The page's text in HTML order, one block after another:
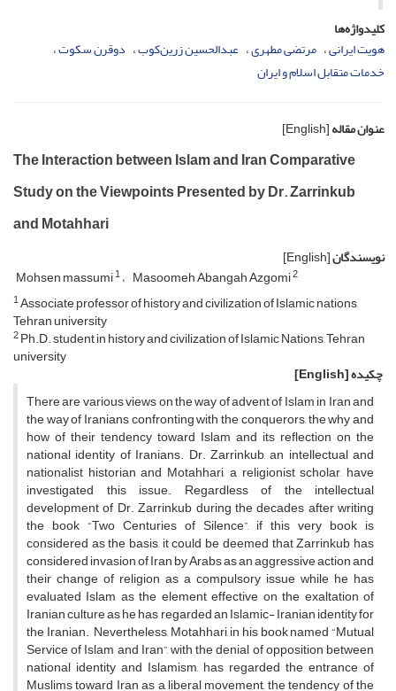
کلیدواژه‌ها
هویت ایرانی مرتضی مطهری عبدالحسین زرین‌کوب دوقرن ‌سکوت
خدمات ‌متقابل اسلام و ایران
عنوان مقاله[English]
The Interaction between Islam and Iran Comparative
Study on the Viewpoints Presented by Dr. Zarrinkub
and Motahhari
نویسندگان[English]
Mohsen massumi1 Masoomeh Abangah Azgomi2
1Associate professor of history and civilization of Islamic nations,
Tehran university
2Ph.D. student in history and civilization of Islamic Nations, Tehran
university
چکیده[English]
There are various views on the way of advent of Islam in Iran and
the way of Iranians confronting with the conquerors, the why and
how of their tendency toward Islam and its reflection on the
national identity of Iranians. Dr. Zarrinkub, an intellectual and
nationalist historian and Motahhari, a religionist scholar, have
investigated this issue. Regardless of the intellectual
development of Dr. Zarrinkub during the decades after writing
the book “Two Centuries of Silence”, if this very book is
considered as the basis, it could be deemed that Zarrinkub has
considered invasion of Iran by Arabs as an aggressive action and
their change of religion as a compulsory issue while he has
evaluated Islam as the element effective on the exaltation of
Iranian culture as he has regarded an Islamic- Iranian identity for
the Iranian. Nevertheless, Motahhari, in his book named “Mutual
Service of Islam and Iran”, with the denial of opposition between
national identity and Islamism, has regarded the entrance of
Muslims toward Iran as a liberal movement, the tendency of the